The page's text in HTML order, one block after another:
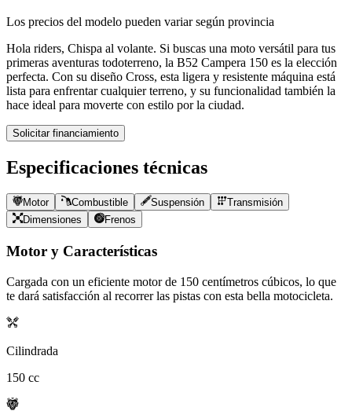
Los precios del modelo pueden variar según provincia
Hola riders, Chispa al volante. Si buscas una moto versátil para tus
primeras aventuras todoterreno, la B52 Campera 150 es la elección
perfecta. Con su diseño Cross, esta ligera y resistente máquina está
lista para enfrentar cualquier terreno, y su funcionalidad también la
hace ideal para moverte con estilo por la ciudad.
Solicitar financiamiento
Especificaciones técnicas
Motor Combustible Suspensión
Transmisión
Dimensiones
Frenos
Motor y Características
Cargada con un eficiente motor de 150 centímetros cúbicos, lo que
te dará satisfacción al recorrer las pistas con esta bella motocicleta.
Cilindrada
150 cc